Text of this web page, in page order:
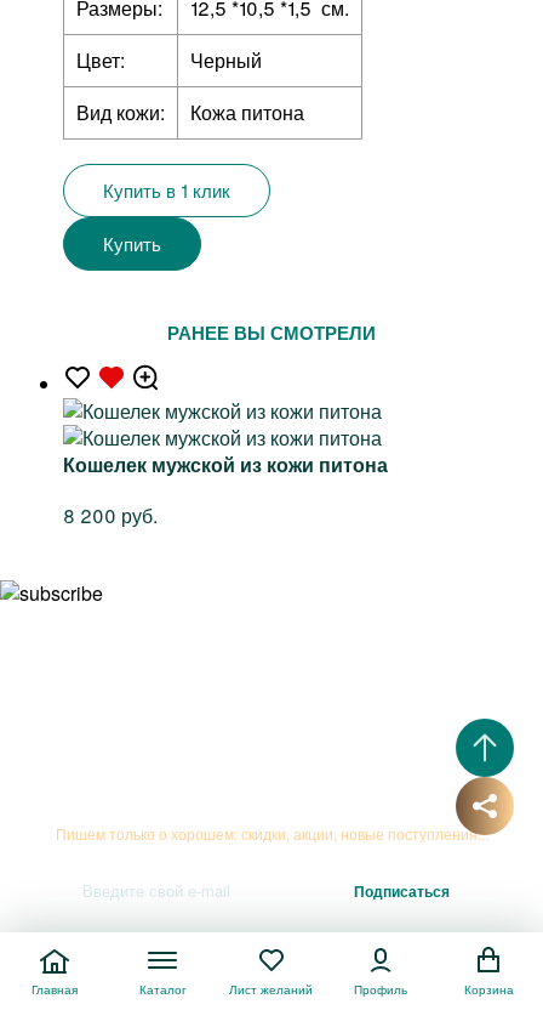
Размеры:
12,5 *10,5 *1,5 см.
Цвет:
Черный
Вид кожи:
Кожа питона
Купить в 1 клик
Купить
РАНЕЕ ВЫ СМОТРЕЛИ
Кошелек мужской из кожи питона
8 200 руб.
Пишем только о хорошем: скидки, акции, новые поступления...
Нажимая на кнопку «Подписаться», я даю
согласие на обработку
и соглашаюсь с
Политикой
конфиденциальности
Главная Каталог Лист желаний Профиль Корзина